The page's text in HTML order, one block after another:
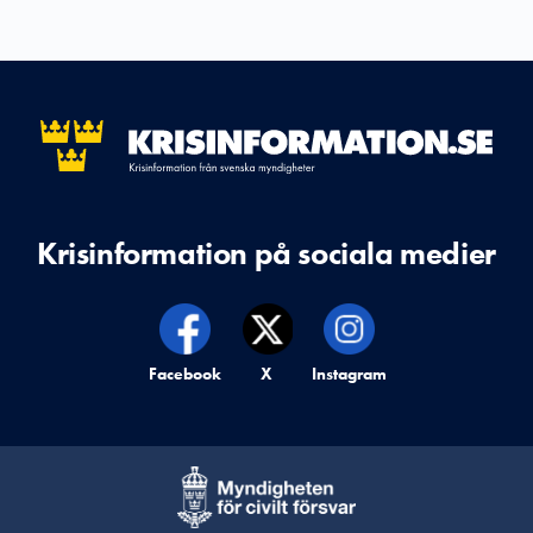
Krisinformation på sociala medier
Krisinformation på,
Facebook Krisinformation på,
X Krisinformation på,
Instagram